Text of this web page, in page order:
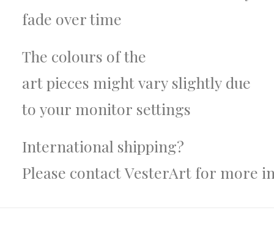
fade over time
The colours of the
art pieces might vary slightly due
to your monitor settings
International shipping?
Please contact VesterArt for more